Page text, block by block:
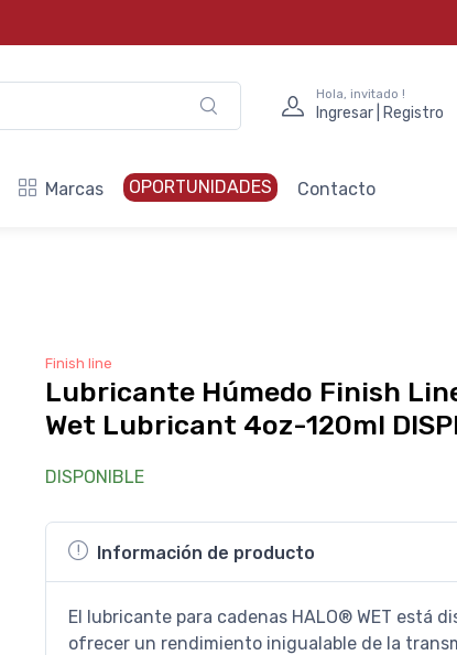
Hola, invitado !
Ingresar | Registro
Marcas OPORTUNIDADES Contacto
Finish line
Lubricante Húmedo Finish
Wet Lubricant 4oz-120ml
DISPONIBLE
Información de producto
El lubricante para cadenas HALO® WET está
ofrecer un rendimiento inigualable de la